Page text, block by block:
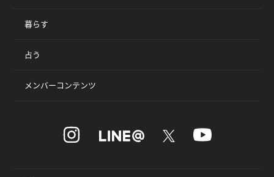
暮らす
占う
メンバーコンテンツ